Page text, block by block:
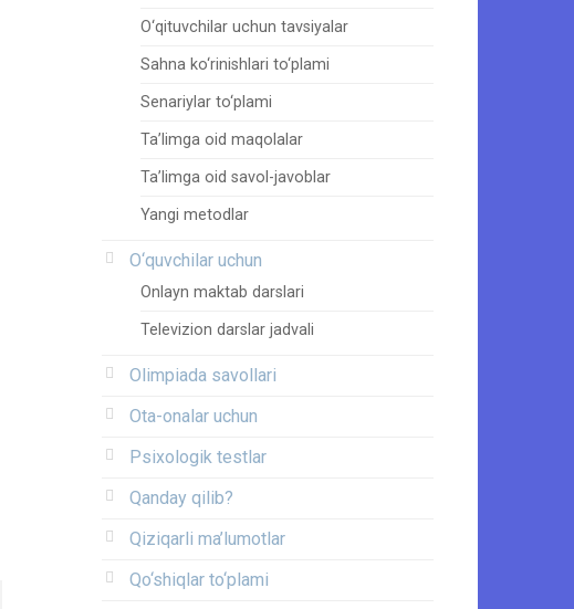
O‘qituvchilar uchun tavsiyalar
Sahna ko‘rinishlari to‘plami
Senariylar to‘plami
Ta’limga oid maqolalar
Ta’limga oid savol-javoblar
Yangi metodlar
O‘quvchilar uchun
Onlayn maktab darslari
Televizion darslar jadvali
Olimpiada savollari
Ota-onalar uchun
Psixologik testlar
Qanday qilib?
Qiziqarli ma’lumotlar
Qo‘shiqlar to‘plami